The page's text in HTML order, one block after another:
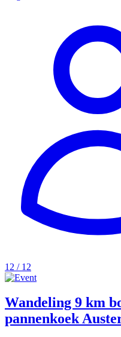
12 / 12
Wandeling 9 km
pannenkoek